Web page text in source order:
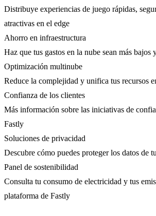
Distribuye experiencias de juego rápidas,
atractivas en el edge
Ahorro en infraestructura
Haz que tus gastos en la nube sean más bajos
Optimización multinube
Reduce la complejidad y unifica tus recursos
Confianza de los clientes
Más información sobre las iniciativas de
Fastly
Soluciones de privacidad
Descubre cómo puedes proteger los datos de
Panel de sostenibilidad
Consulta tu consumo de electricidad y tus
plataforma de Fastly